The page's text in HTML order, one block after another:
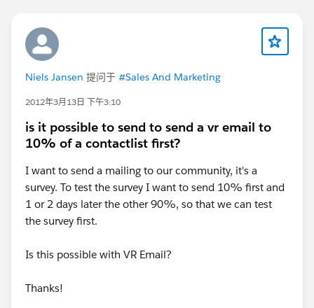
Niels Jansen 提问于 #Sales And Marketing
2012年3月13日 下午3:10
is it possible to send to send a vr email to
10% of a contactlist first?
I want to send a mailing to our community, it's a
survey. To test the survey I want to send 10% first and
1 or 2 days later the other 90%, so that we can test
the survey first.
Is this possible with VR Email?
Thanks!